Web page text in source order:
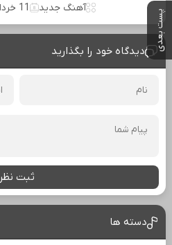
پست بعدی آهنگ جدید 11 خرداد 1404
دیدگاه خود را بگذارید
ثبت نظر
دسته ها